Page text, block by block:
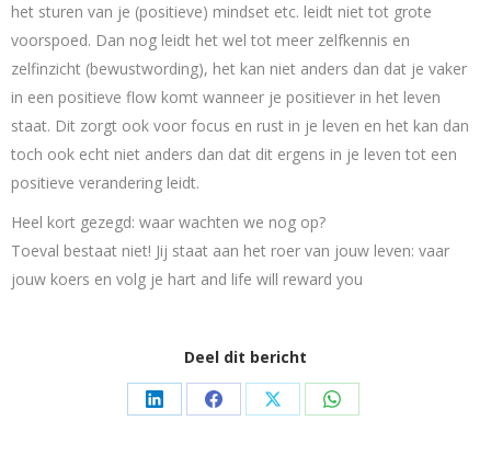
het sturen van je (positieve) mindset etc. leidt niet tot grote
voorspoed. Dan nog leidt het wel tot meer zelfkennis en
zelfinzicht (bewustwording), het kan niet anders dan dat je vaker
in een positieve flow komt wanneer je positiever in het leven
staat. Dit zorgt ook voor focus en rust in je leven en het kan dan
toch ook echt niet anders dan dat dit ergens in je leven tot een
positieve verandering leidt.
Heel kort gezegd: waar wachten we nog op?
Toeval bestaat niet! Jij staat aan het roer van jouw leven: vaar
jouw koers en volg je hart and life will reward you
Deel dit bericht
Share Share Share Share